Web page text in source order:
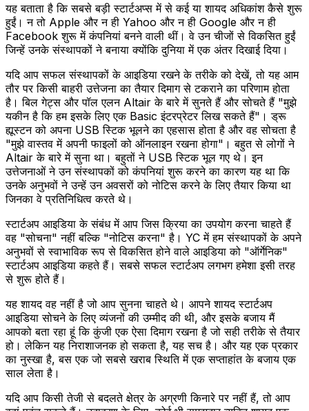
यह बताता है कि सबसे बड़ी स्टार्टअप्स में से कई या शायद अधिकांश कैसे शुरू
हुईं। न तो Apple और न ही Yahoo और न ही Google और न ही
Facebook शुरू में कंपनियां बनने वाली थीं। वे उन चीजों से विकसित हुईं
जिन्हें उनके संस्थापकों ने बनाया क्योंकि दुनिया में एक अंतर दिखाई दिया।
यदि आप सफल संस्थापकों के आइडिया रखने के तरीके को देखें, तो यह आम
तौर पर किसी बाहरी उत्तेजना का तैयार दिमाग से टकराने का परिणाम होता
है। बिल गेट्स और पॉल एलन Altair के बारे में सुनते हैं और सोचते हैं "मुझे
यकीन है कि हम इसके लिए एक Basic इंटरप्रेटर लिख सकते हैं"। ड्रू
ह्यूस्टन को अपना USB स्टिक भूलने का एहसास होता है और वह सोचता है
"मुझे वास्तव में अपनी फाइलों को ऑनलाइन रखना होगा"। बहुत से लोगों ने
Altair के बारे में सुना था। बहुतों ने USB स्टिक भूल गए थे। इन
उत्तेजनाओं ने उन संस्थापकों को कंपनियां शुरू करने का कारण यह था कि
उनके अनुभवों ने उन्हें उन अवसरों को नोटिस करने के लिए तैयार किया था
जिनका वे प्रतिनिधित्व करते थे।
स्टार्टअप आइडिया के संबंध में आप जिस क्रिया का उपयोग करना चाहते हैं
वह "सोचना" नहीं बल्कि "नोटिस करना" है। YC में हम संस्थापकों के अपने
अनुभवों से स्वाभाविक रूप से विकसित होने वाले आइडिया को "ऑर्गेनिक"
स्टार्टअप आइडिया कहते हैं। सबसे सफल स्टार्टअप लगभग हमेशा इसी तरह
से शुरू होते हैं।
यह शायद वह नहीं है जो आप सुनना चाहते थे। आपने शायद स्टार्टअप
आइडिया सोचने के लिए व्यंजनों की उम्मीद की थी, और इसके बजाय मैं
आपको बता रहा हूं कि कुंजी एक ऐसा दिमाग रखना है जो सही तरीके से तैयार
हो। लेकिन यह निराशाजनक हो सकता है, यह सच है। और यह एक प्रकार
का नुस्खा है, बस एक जो सबसे खराब स्थिति में एक सप्ताहांत के बजाय एक
साल लेता है।
यदि आप किसी तेजी से बदलते क्षेत्र के अग्रणी किनारे पर नहीं हैं, तो आप